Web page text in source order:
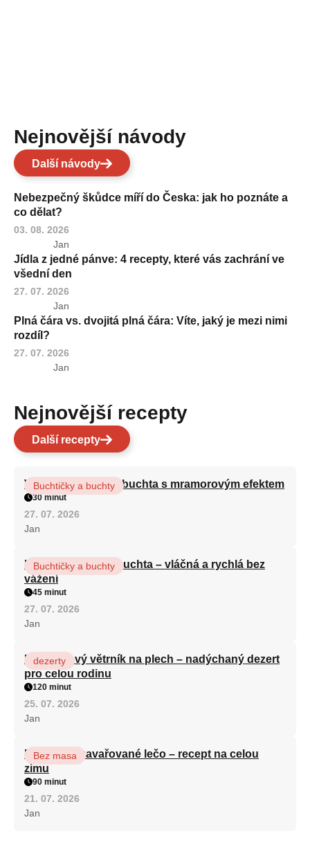
Nejnovější návody
Další návody
Nebezpečný škůdce míří do Česka: jak ho poznáte a
co dělat?
03. 08. 2026
Jan
Jídla z jedné pánve: 4 recepty, které vás zachrání ve
všední den
27. 07. 2026
Jan
Plná čára vs. dvojitá plná čára: Víte, jaký je mezi nimi
rozdíl?
27. 07. 2026
Jan
Nejnovější recepty
Další recepty
Vláčná olejová litá buchta s mramorovým efektem
Buchtičky a buchty
30 minut
27. 07. 2026
Jan
Hrnková maková buchta – vláčná a rychlá bez
vážení
Buchtičky a buchty
45 minut
27. 07. 2026
Jan
Karamelový větrník na plech – nadýchaný dezert
pro celou rodinu
dezerty
120 minut
25. 07. 2026
Jan
Babiččino zavařované lečo – recept na celou
zimu
Bez masa
90 minut
21. 07. 2026
Jan